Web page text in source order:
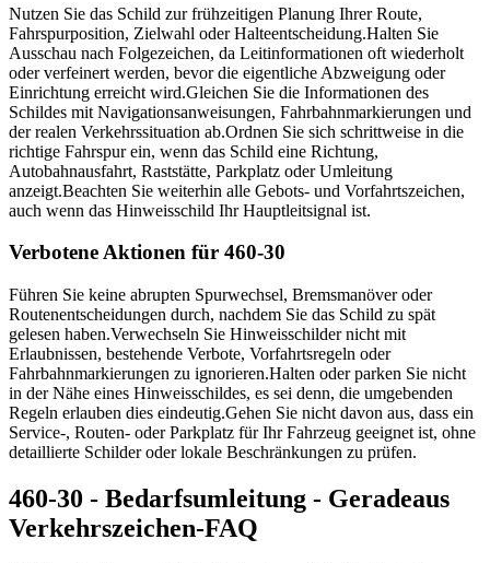
Nutzen Sie das Schild zur frühzeitigen Planung Ihrer Route,
Fahrspurposition, Zielwahl oder Halteentscheidung.Halten Sie
Ausschau nach Folgezeichen, da Leitinformationen oft wiederholt
oder verfeinert werden, bevor die eigentliche Abzweigung oder
Einrichtung erreicht wird.Gleichen Sie die Informationen des
Schildes mit Navigationsanweisungen, Fahrbahnmarkierungen und
der realen Verkehrssituation ab.Ordnen Sie sich schrittweise in die
richtige Fahrspur ein, wenn das Schild eine Richtung,
Autobahnausfahrt, Raststätte, Parkplatz oder Umleitung
anzeigt.Beachten Sie weiterhin alle Gebots- und Vorfahrtszeichen,
auch wenn das Hinweisschild Ihr Hauptleitsignal ist.
Verbotene Aktionen für 460-30
Führen Sie keine abrupten Spurwechsel, Bremsmanöver oder
Routenentscheidungen durch, nachdem Sie das Schild zu spät
gelesen haben.Verwechseln Sie Hinweisschilder nicht mit
Erlaubnissen, bestehende Verbote, Vorfahrtsregeln oder
Fahrbahnmarkierungen zu ignorieren.Halten oder parken Sie nicht
in der Nähe eines Hinweisschildes, es sei denn, die umgebenden
Regeln erlauben dies eindeutig.Gehen Sie nicht davon aus, dass ein
Service-, Routen- oder Parkplatz für Ihr Fahrzeug geeignet ist, ohne
detaillierte Schilder oder lokale Beschränkungen zu prüfen.
460-30 - Bedarfsumleitung - Geradeaus
Verkehrszeichen-FAQ